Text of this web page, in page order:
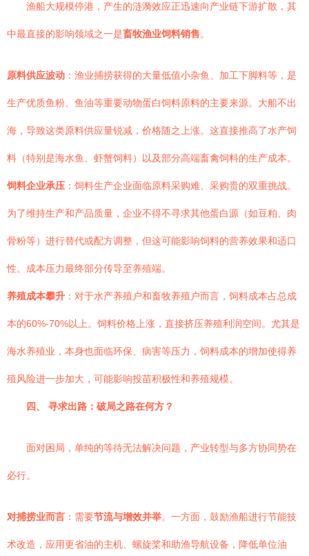
渔船大规模停港，产生的涟漪效应正迅速向产业链下游扩散，其
中最直接的影响领域之一是畜牧渔业饲料销售。
原料供应波动 ：渔业捕捞获得的大量低值小杂鱼、加工下脚料等，是
生产优质鱼粉、鱼油等重要动物蛋白饲料原料的主要来源。大船不出
海，导致这类原料供应量锐减，价格随之上涨。这直接推高了水产饲
料（特别是海水鱼、虾蟹饲料）以及部分高端畜禽饲料的生产成本。
饲料企业承压 ：饲料生产企业面临原料采购难、采购贵的双重挑战。
为了维持生产和产品质量，企业不得不寻求其他蛋白源（如豆粕、肉
骨粉等）进行替代或配方调整，但这可能影响饲料的营养效果和适口
性。成本压力最终部分传导至养殖端。
养殖成本攀升 ：对于水产养殖户和畜牧养殖户而言，饲料成本占总成
本的60%-70%以上。饲料价格上涨，直接挤压养殖利润空间。尤其是
海水养殖业，本身也面临环保、病害等压力，饲料成本的增加使得养
殖风险进一步加大，可能影响投苗积极性和养殖规模。
四、 寻求出路：破局之路在何方？
面对困局，单纯的等待无法解决问题，产业转型与多方协同势在
必行。
对捕捞业而言 ：需要节流与增效并举。一方面，鼓励渔船进行节能技
术改造，应用更省油的主机、螺旋桨和助渔导航设备，降低单位油